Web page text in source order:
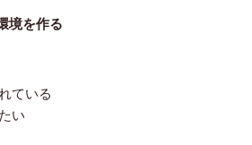
境を作る
ている
い